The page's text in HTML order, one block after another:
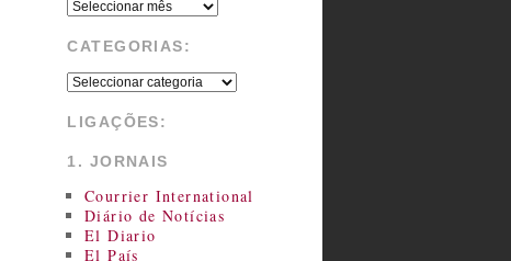
CATEGORIAS:
LIGAÇÕES:
1. JORNAIS
Courrier International
Diário de Notícias
El Diario
El País